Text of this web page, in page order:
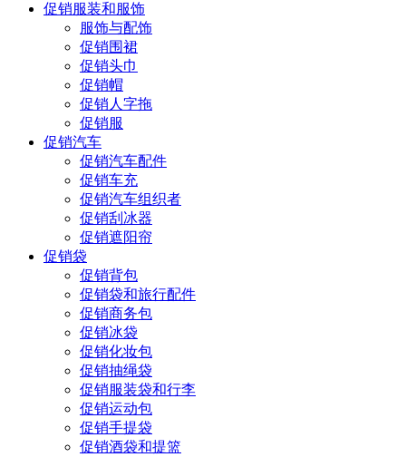
促销服装和服饰
服饰与配饰
促销围裙
促销头巾
促销帽
促销人字拖
促销服
促销汽车
促销汽车配件
促销车充
促销汽车组织者
促销刮冰器
促销遮阳帘
促销袋
促销背包
促销袋和旅行配件
促销商务包
促销冰袋
促销化妆包
促销抽绳袋
促销服装袋和行李
促销运动包
促销手提袋
促销酒袋和提篮